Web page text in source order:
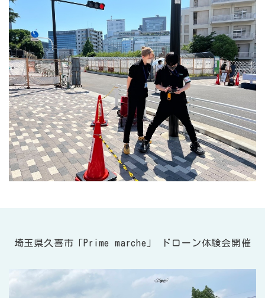
埼玉県久喜市「Prime marche」 ドローン体験会開催